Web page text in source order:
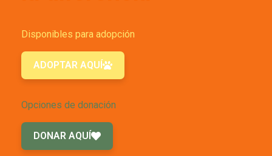
Disponibles para adopción
ADOPTAR AQUÍ
Opciones de donación
DONAR AQUÍ